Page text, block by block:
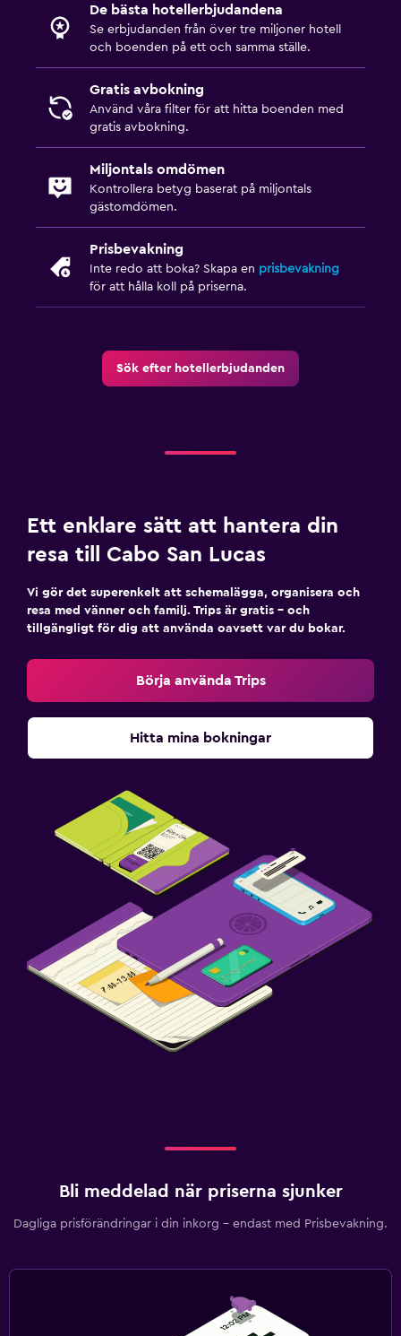
Morgonrock
Privat badrum
Badmössa
Ytterligare badrum
Toalett
Toalettpapper
Uttag nära sängen
Barnsängar tillgängliga
Barnpool
Eldstad utomhus
Privat strand
Strandhanddukar
Balkong
Media och underhållning
Fjäderfri kudde
De bästa hotellerbjudandena
Se erbjudanden från över tre miljoner hotell
och boenden på ett och samma ställe.
Gratis avbokning
Använd våra filter för att hitta boenden med
gratis avbokning.
Miljontals omdömen
Kontrollera betyg baserat på miljontals
gästomdömen.
Prisbevakning
Inte redo att boka? Skapa en prisbevakning
för att hålla koll på priserna.
Sök efter hotellerbjudanden
Ett enklare sätt att hantera din
resa till Cabo San Lucas
Vi gör det superenkelt att schemalägga, organisera och
resa med vänner och familj. Trips är gratis – och
tillgängligt för dig att använda oavsett var du bokar.
Börja använda Trips
Hitta mina bokningar
Bli meddelad när priserna sjunker
Dagliga prisförändringar i din inkorg – endast med Prisbevakning.